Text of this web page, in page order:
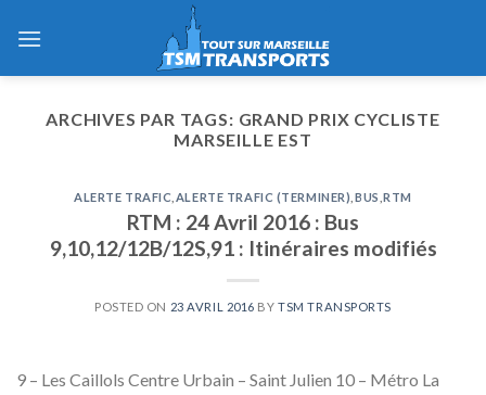
ARCHIVES PAR TAGS: GRAND PRIX CYCLISTE
MARSEILLE EST
ALERTE TRAFIC ALERTE TRAFIC (TERMINER) BUS ,RTM
RTM : 24 Avril 2016 : Bus
9,10,12/12B/12S,91 : Itinéraires modifiés
POSTED ON 23 AVRIL 2016 BYTSM TRANSPORTS
9 – Les Caillols Centre Urbain – Saint Julien 10 – Métro La